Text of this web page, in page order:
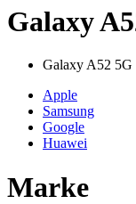
Galaxy
Galaxy A52 5G
Apple
Samsung
Google
Huawei
Marke